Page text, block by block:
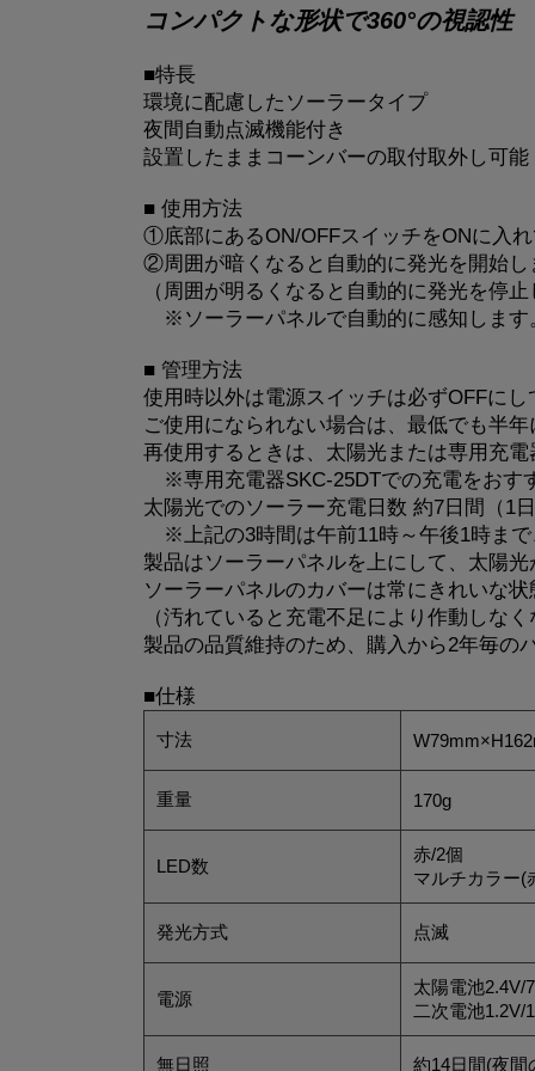
コンパクトな形状で360°の視認性
■特長
環境に配慮したソーラータイプ
夜間自動点滅機能付き
設置したままコーンバーの取付取外し可能
■ 使用方法
①底部にあるON/OFFスイッチをONに入
②周囲が暗くなると自動的に発光を開始し
（周囲が明るくなると自動的に発光を停
※ソーラーパネルで自動的に感知します
■ 管理方法
使用時以外は電源スイッチは必ずOFFに
ご使用になられない場合は、最低でも半
再使用するときは、太陽光または専用充
※専用充電器SKC-25DTでの充電をおす
太陽光でのソーラー充電日数 約7日間（1
※上記の3時間は午前11時～午後1時まで
製品はソーラーパネルを上にして、太陽
ソーラーパネルのカバーは常にきれいな
（汚れていると充電不足により作動しな
製品の品質維持のため、購入から2年毎の
■仕様
寸法
重量 170g
LED数
赤/2個
マルチカラー(
発光方式 点滅
電源
太陽電池2.4V/
二次電池1.2V/
無日照 約14日間(夜間